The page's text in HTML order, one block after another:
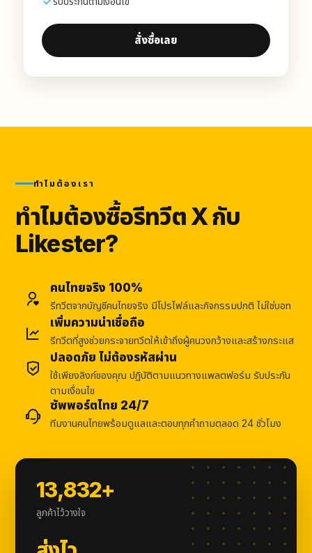
สั่งซื้อเลย
ทำไมต้องเรา
ทำไมต้องซื้อรีทวีต X กับ
Likester?
คนไทยจริง 100%
รีทวีตจากบัญชีคนไทยจริง มีโปรไฟล์และกิจกรรมปกติ ไม่ใช่บอท
เพิ่มความน่าเชื่อถือ
รีทวีตที่สูงช่วยกระจายทวีตให้เข้าถึงผู้คนวงกว้างและสร้างกระแส
ปลอดภัย ไม่ต้องรหัสผ่าน
ใช้เพียงลิงก์ของคุณ ปฏิบัติตามแนวทางแพลตฟอร์ม รับประกัน
ตามเงื่อนไข
ซัพพอร์ตไทย 24/7
ทีมงานคนไทยพร้อมดูแลและตอบทุกคำถามตลอด 24 ชั่วโมง
13,832+
ลูกค้าไว้วางใจ